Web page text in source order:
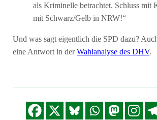
als Kriminelle betrachtet. Schluss mit
mit Schwarz/Gelb in NRW!“
Und was sagt eigentlich die SPD dazu?
eine Antwort in derWahlanalyse des DHV.